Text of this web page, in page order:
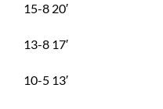
15-8 20′
13-8 17′
10-5 13′